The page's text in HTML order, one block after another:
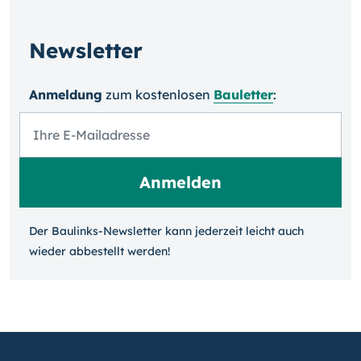
Newsletter
Anmeldung zum kosten­losen Bauletter:
Der Baulinks-Newsletter kann jeder­zeit leicht auch
wieder ab­bestellt werden!